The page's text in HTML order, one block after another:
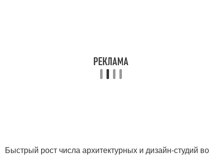
Быстрый рост числа архитектурных и дизайн-студий во